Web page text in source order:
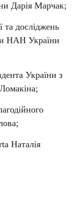
Дарія Марчак;
та досліджень
НАН України
України з
Наталія